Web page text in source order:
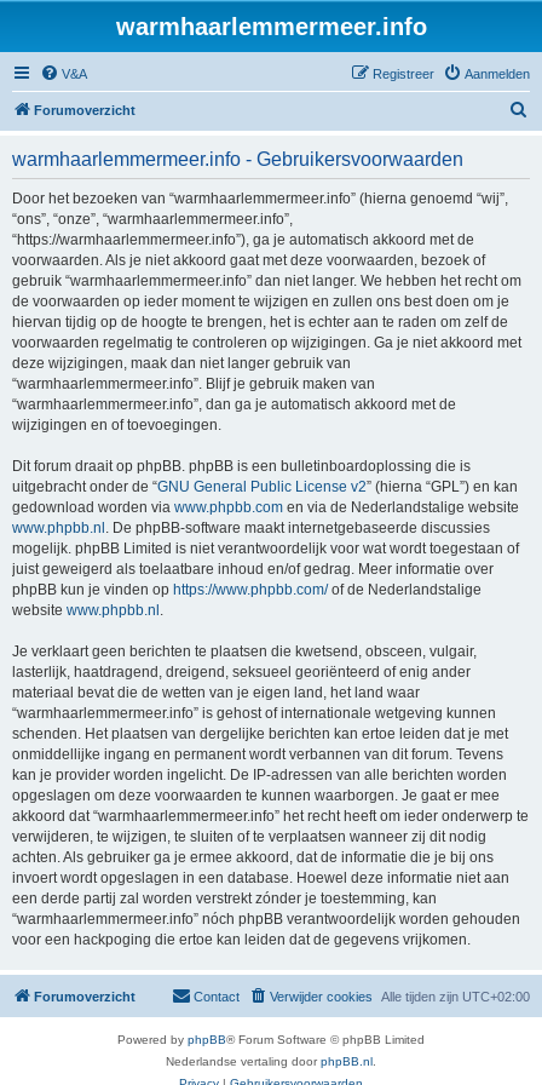
warmhaarlemmermeer.info
V&A Aanmelden
Registreer
Forumoverzicht
warmhaarlemmermeer.info - Gebruikersvoorwaarden
Door het bezoeken van “warmhaarlemmermeer.info” (hierna genoemd “wij”,
“ons”, “onze”, “warmhaarlemmermeer.info”,
“https://warmhaarlemmermeer.info”), ga je automatisch akkoord met de
voorwaarden. Als je niet akkoord gaat met deze voorwaarden, bezoek of
gebruik “warmhaarlemmermeer.info” dan niet langer. We hebben het recht om
de voorwaarden op ieder moment te wijzigen en zullen ons best doen om je
hiervan tijdig op de hoogte te brengen, het is echter aan te raden om zelf de
voorwaarden regelmatig te controleren op wijzigingen. Ga je niet akkoord met
deze wijzigingen, maak dan niet langer gebruik van
“warmhaarlemmermeer.info”. Blijf je gebruik maken van
“warmhaarlemmermeer.info”, dan ga je automatisch akkoord met de
wijzigingen en of toevoegingen.
Dit forum draait op phpBB. phpBB is een bulletinboardoplossing die is
uitgebracht onder de “GNU General Public License v2” (hierna “GPL”) en kan
gedownload worden via www.phpbb.com en via de Nederlandstalige website
www.phpbb.nl . De phpBB-software maakt internetgebaseerde discussies
mogelijk. phpBB Limited is niet verantwoordelijk voor wat wordt toegestaan of
juist geweigerd als toelaatbare inhoud en/of gedrag. Meer informatie over
phpBB kun je vinden op https://www.phpbb.com/of de Nederlandstalige
website www.phpbb.nl .
Je verklaart geen berichten te plaatsen die kwetsend, obsceen, vulgair,
lasterlijk, haatdragend, dreigend, seksueel georiënteerd of enig ander
materiaal bevat die de wetten van je eigen land, het land waar
“warmhaarlemmermeer.info” is gehost of internationale wetgeving kunnen
schenden. Het plaatsen van dergelijke berichten kan ertoe leiden dat je met
onmiddellijke ingang en permanent wordt verbannen van dit forum. Tevens
kan je provider worden ingelicht. De IP-adressen van alle berichten worden
opgeslagen om deze voorwaarden te kunnen waarborgen. Je gaat er mee
akkoord dat “warmhaarlemmermeer.info” het recht heeft om ieder onderwerp te
verwijderen, te wijzigen, te sluiten of te verplaatsen wanneer zij dit nodig
achten. Als gebruiker ga je ermee akkoord, dat de informatie die je bij ons
invoert wordt opgeslagen in een database. Hoewel deze informatie niet aan
een derde partij zal worden verstrekt zónder je toestemming, kan
“warmhaarlemmermeer.info” nóch phpBB verantwoordelijk worden gehouden
voor een hackpoging die ertoe kan leiden dat de gegevens vrijkomen.
Forumoverzicht Alle tijden zijn UTC+02:00
Verwijder cookies
Contact
Powered by phpBB® Forum Software © phpBB Limited
Nederlandse vertaling doorphpBB.nl